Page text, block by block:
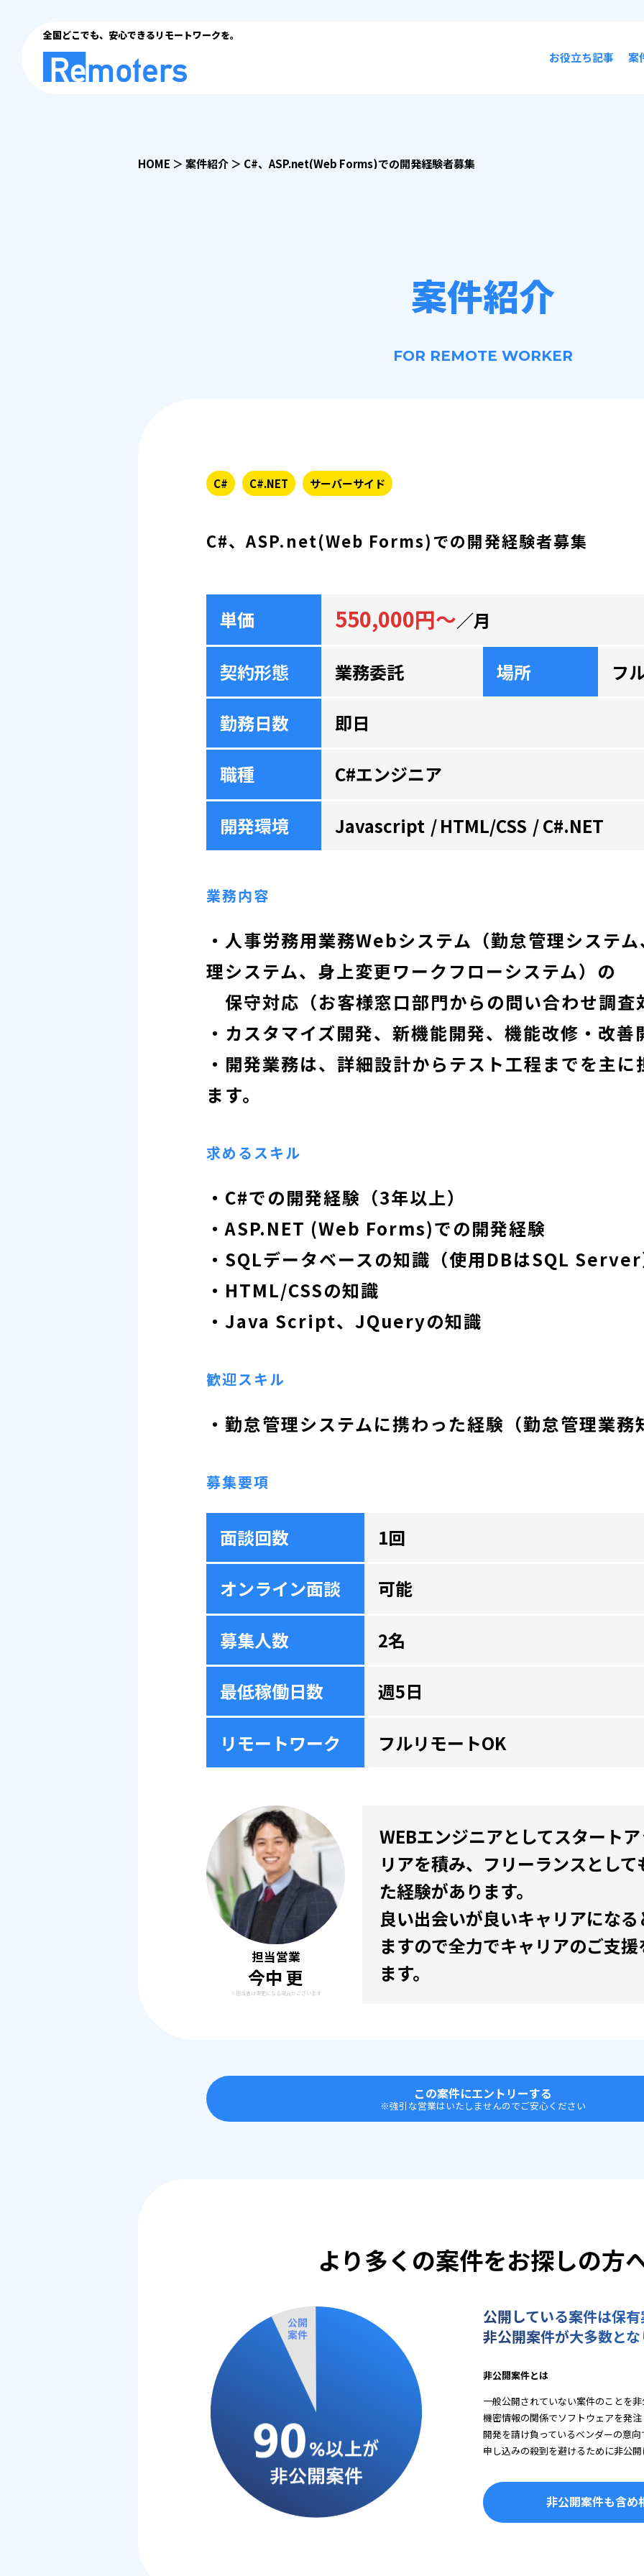
全国どこでも、安心できるリモートワークを。
お役立ち記事 案
HOME ＞案件紹介＞ C#、ASP.net(Web Forms)での開発経験者募集
案件紹介
FOR REMOTE WORKER
C# C#.NET サーバーサイド
C#、ASP.net(Web Forms)での開発経験者募集
単価 550,000円～／月
契約形態 業務委託 場所 フ
勤務日数 即日
職種 C#エンジニア
開発環境 Javascript HTML/CSS C#.NET
業務内容
・人事労務用業務Webシステム（勤怠管理システ
理システム、身上変更ワークフローシステム）の
保守対応（お客様窓口部門からの問い合わせ調査
・カスタマイズ開発、新機能開発、機能改修・改善
・開発業務は、詳細設計からテスト工程までを主に
ます。
求めるスキル
・C#での開発経験（3年以上）
・ASP.NET (Web Forms)での開発経験
・SQLデータベースの知識（使用DBはSQL
・HTML/CSSの知識
・Java Script、JQueryの知識
歓迎スキル
・勤怠管理システムに携わった経験（勤怠管理業務
募集要項
面談回数 1回
オンライン面談 可能
募集人数 2名
最低稼働日数 週5日
リモートワーク フルリモートOK
担当営業
今中 更
※担当者は変更になる場合がございます
WEBエンジニアとしてスタート
リアを積み、フリーランスとし
た経験があります。
良い出会いが良いキャリアにな
ますので全力でキャリアのご支
ます。
この案件にエントリーする
※強引な営業はいたしませんのでご安心ください
より多くの案件をお探しの方
公開している案件は保
非公開案件が大多数と
非公開案件とは
一般公開されていない案件のことを
機密情報の関係でソフトウェアを発
開発を請け負っているベンダーの意
申し込みの殺到を避けるために非公
非公開案件も含め